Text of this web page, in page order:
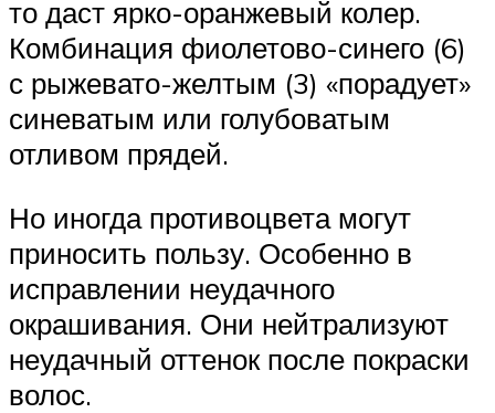
то даст ярко-оранжевый колер.
Комбинация фиолетово-синего (6)
с рыжевато-желтым (3) «порадует»
синеватым или голубоватым
отливом прядей.
Но иногда противоцвета могут
приносить пользу. Особенно в
исправлении неудачного
окрашивания. Они нейтрализуют
неудачный оттенок после покраски
волос.